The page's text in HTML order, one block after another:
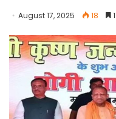
August 17, 2025 18